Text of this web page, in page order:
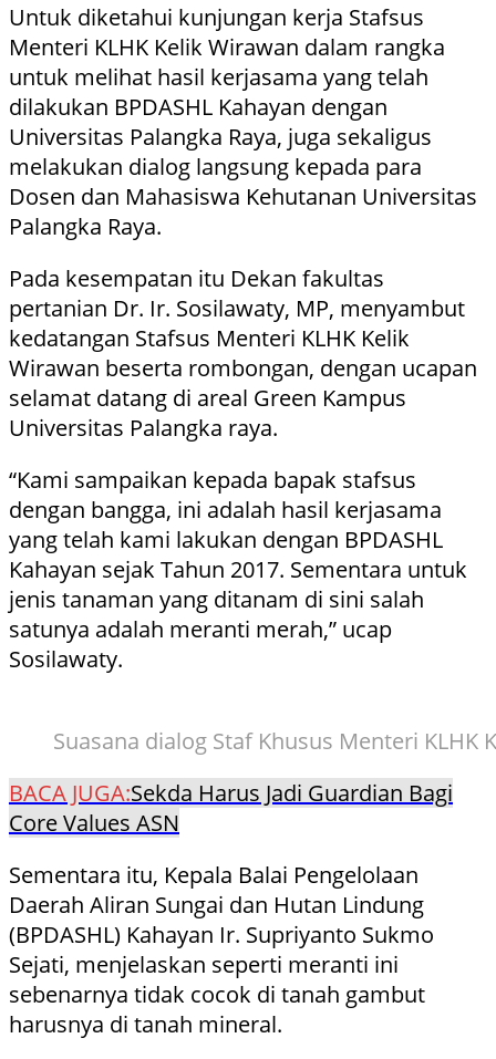
Untuk diketahui kunjungan kerja Stafsus
Menteri KLHK Kelik Wirawan dalam rangka
untuk melihat hasil kerjasama yang telah
dilakukan BPDASHL Kahayan dengan
Universitas Palangka Raya, juga sekaligus
melakukan dialog langsung kepada para
Dosen dan Mahasiswa Kehutanan Universitas
Palangka Raya.
Pada kesempatan itu Dekan fakultas
pertanian Dr. Ir. Sosilawaty, MP, menyambut
kedatangan Stafsus Menteri KLHK Kelik
Wirawan beserta rombongan, dengan ucapan
selamat datang di areal Green Kampus
Universitas Palangka raya.
“Kami sampaikan kepada bapak stafsus
dengan bangga, ini adalah hasil kerjasama
yang telah kami lakukan dengan BPDASHL
Kahayan sejak Tahun 2017. Sementara untuk
jenis tanaman yang ditanam di sini salah
satunya adalah meranti merah,” ucap
Sosilawaty.
Suasana dialog Staf Khusus Menteri
BACA JUGA:Sekda Harus Jadi Guardian Bagi
Core Values ASN
Sementara itu, Kepala Balai Pengelolaan
Daerah Aliran Sungai dan Hutan Lindung
(BPDASHL) Kahayan Ir. Supriyanto Sukmo
Sejati, menjelaskan seperti meranti ini
sebenarnya tidak cocok di tanah gambut
harusnya di tanah mineral.